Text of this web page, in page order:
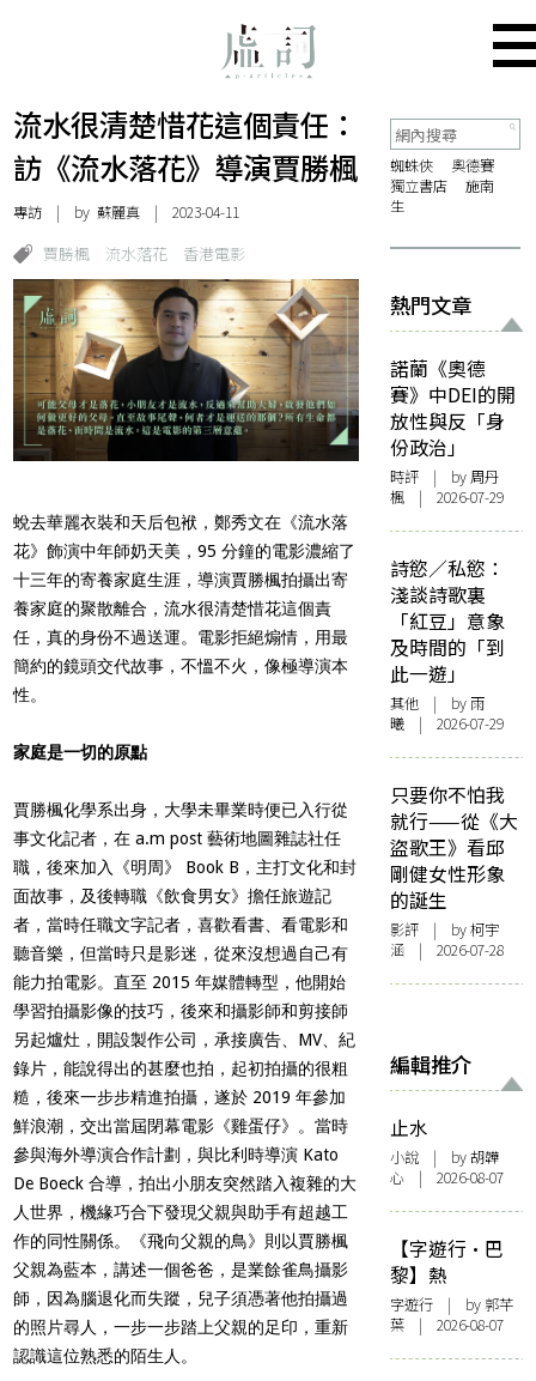
流水很清楚惜花這個責任：
訪《流水落花》導演賈勝楓
專訪 | by蘇麗真 | 2023-04-11
賈勝楓 流水落花 香港電影
蛻去華麗衣裝和天后包袱，鄭秀文在《流水落
花》飾演中年師奶天美，95 分鐘的電影濃縮了
十三年的寄養家庭生涯，導演賈勝楓拍攝出寄
養家庭的聚散離合，流水很清楚惜花這個責
任，真的身份不過送運。電影拒絕煽情，用最
簡約的鏡頭交代故事，不慍不火，像極導演本
性。
家庭是一切的原點
賈勝楓化學系出身，大學未畢業時便已入行從
事文化記者，在 a.m post 藝術地圖雜誌社任
職，後來加入《明周》 Book B，主打文化和封
面故事，及後轉職《飲食男女》擔任旅遊記
者，當時任職文字記者，喜歡看書、看電影和
聽音樂，但當時只是影迷，從來沒想過自己有
能力拍電影。直至 2015 年媒體轉型，他開始
學習拍攝影像的技巧，後來和攝影師和剪接師
另起爐灶，開設製作公司，承接廣告、MV、紀
錄片，能說得出的甚麼也拍，起初拍攝的很粗
糙，後來一步步精進拍攝，遂於 2019 年參加
鮮浪潮，交出當屆閉幕電影《雞蛋仔》。當時
參與海外導演合作計劃，與比利時導演 Kato
De Boeck 合導，拍出小朋友突然踏入複雜的大
人世界，機緣巧合下發現父親與助手有超越工
作的同性關係。《飛向父親的鳥》則以賈勝楓
父親為藍本，講述一個爸爸，是業餘雀鳥攝影
師，因為腦退化而失蹤，兒子須憑著他拍攝過
的照片尋人，一步一步踏上父親的足印，重新
認識這位熟悉的陌生人。
蜘蛛俠
奧德賽
獨立書店
施南
生
熱門文章
諾蘭《奧德
賽》中DEI的開
放性與反「身
份政治」
時評 | by周丹
楓 | 2026-07-29
詩慾／私慾：
淺談詩歌裏
「紅豆」意象
及時間的「到
此一遊」
其他 | by 雨
曦 | 2026-07-29
只要你不怕我
就行——從《大
盜歌王》看邱
剛健女性形象
的誕生
影評 | by 柯宇
涵 | 2026-07-28
編輯推介
止水
小說 | by 胡韡
心 | 2026-08-07
【字遊行·巴
黎】熱
字遊行 | by 郭芊
葉 | 2026-08-07